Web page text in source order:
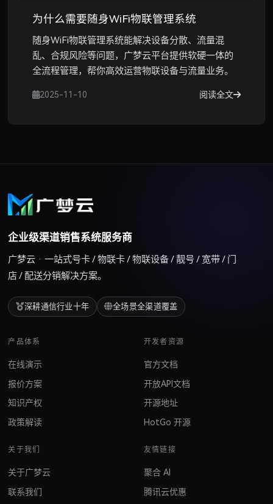
为什么需要随身WiFi物联管理系统
随身WiFi物联管理系统能解决设备分散、流量混
乱、合规风险等问题，广梦云平台提供软硬一体的
全流程管理，帮你高效运营物联设备与流量业务。
2025-11-10 阅读全文
企业级渠道销售系统服务商
广梦云 · 一站式号卡 / 物联卡 / 物联设备 / 靓号 / 宽带 / 门
店 / 配送分销解决方案。
深耕通信行业十年 全场景全渠道覆盖
产品体系
在线演示
报价方案
知识产权
政策解读
开发者资源
官方文档
开放API文档
开源地址
HotGo 开源
关于我们
关于广梦云
联系我们
友情链接
聚合 AI
腾讯云优惠